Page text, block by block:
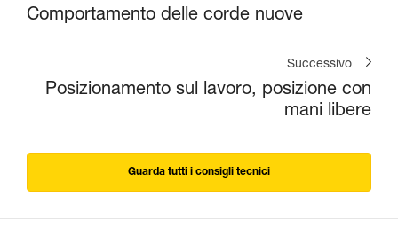
Comportamento delle corde nuove
Successivo
Posizionamento sul lavoro, posizione con
mani libere
Guarda tutti i consigli tecnici